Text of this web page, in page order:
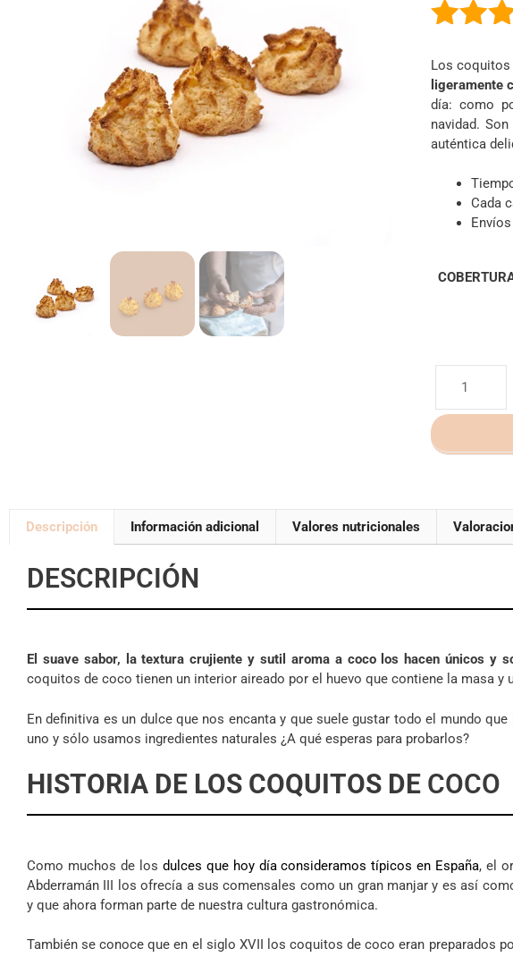
Los
ligeramente
día: como
navidad.
auténtica
Cada
Descripción Información adicional Valores nutricionales
DESCRIPCIÓN
El suave sabor, la textura crujiente y sutil aroma a coco los hacen únicos y
coquitos de coco tienen un interior aireado por el huevo que contiene la masa
En definitiva es un dulce que nos encanta y que suele gustar todo el mundo
uno y sólo usamos ingredientes naturales ¿A qué esperas para probarlos?
HISTORIA DE LOS COQUITOS DE COCO
Como muchos de los dulces que hoy día consideramos típicos en España, el
Abderramán III los ofrecía a sus comensales como un gran manjar y es así
y que ahora forman parte de nuestra cultura gastronómica.
También se conoce que en el siglo XVII los coquitos de coco eran preparados